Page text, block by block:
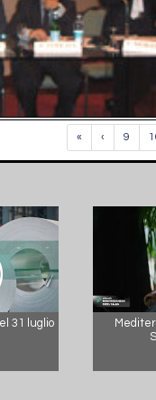
« ‹ 9
31 luglio